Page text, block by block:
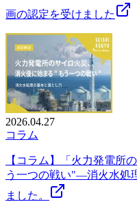
画の認定を受けました
2026.04.27
コラム
【コラム】「火力発電所
う一つの戦い"—消火水処
ました。